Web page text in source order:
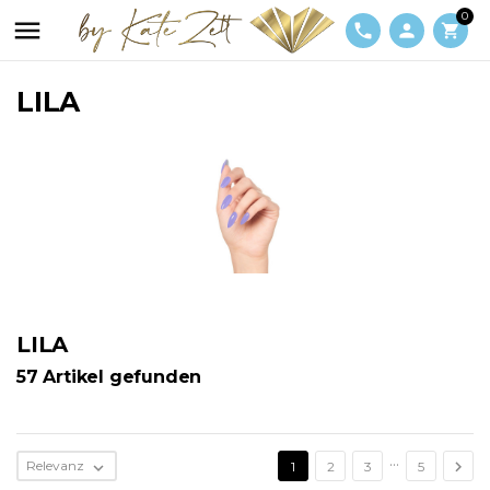
 phone person shopping_cart
0
LILA
LILA
57 Artikel gefunden
Relevanz  1 2 3 … 5 